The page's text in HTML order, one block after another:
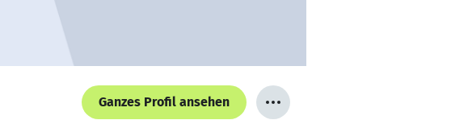
Ganzes Profil ansehen